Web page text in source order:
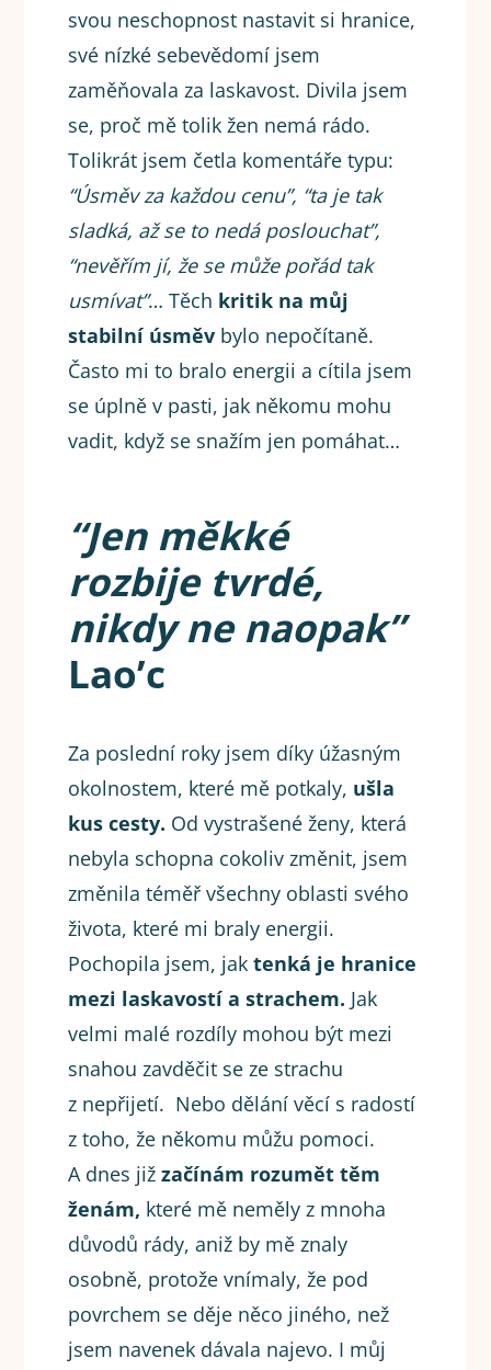
svou neschopnost nastavit si hranice,
své nízké sebevědomí jsem
zaměňovala za laskavost. Divila jsem
se, proč mě tolik žen nemá rádo.
Tolikrát jsem četla komentáře typu:
“Úsměv za každou cenu”, “ta je tak
sladká, až se to nedá poslouchat”,
“nevěřím jí, že se může pořád tak
usmívat”… Těch kritik na můj
stabilní úsměv bylo nepočítaně.
Často mi to bralo energii a cítila jsem
se úplně v pasti, jak někomu mohu
vadit, když se snažím jen pomáhat…
“Jen měkké
rozbije tvrdé,
nikdy ne naopak”
Lao’c
Za poslední roky jsem díky úžasným
okolnostem, které mě potkaly, ušla
kus cesty. Od vystrašené ženy, která
nebyla schopna cokoliv změnit, jsem
změnila téměř všechny oblasti svého
života, které mi braly energii.
Pochopila jsem, jaktenká je hranice
mezi laskavostí a strachem. Jak
velmi malé rozdíly mohou být mezi
snahou zavděčit se ze strachu
z nepřijetí. Nebo dělání věcí s radostí
z toho, že někomu můžu pomoci.
A dnes jižzačínám rozumět těm
ženám, které mě neměly z mnoha
důvodů rády, aniž by mě znaly
osobně, protože vnímaly, že pod
povrchem se děje něco jiného, než
jsem navenek dávala najevo. I můj